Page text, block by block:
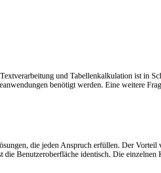
und Tabellenkalkulation ist in
benötigt werden. Eine weitere
die jeden Anspruch erfüllen. Der
Benutzeroberfläche identisch. Die